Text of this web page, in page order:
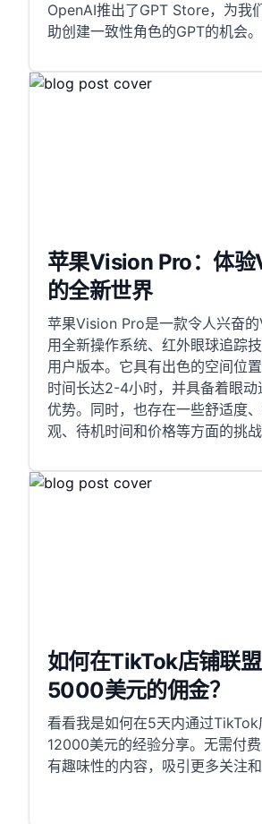
OpenAI推出了GPT Store，为我
助创建一致性角色的GPT的机会。
苹果Vision Pro：体验
的全新世界
苹果Vision Pro是一款令人兴奋
用全新操作系统、红外眼球追踪
用户版本。它具有出色的空间位
时间长达2-4小时，并具备着眼
优势。同时，也存在一些舒适度
观、待机时间和价格等方面的挑战
如何在TikTok店铺联
5000美元的佣金？
看看我是如何在5天内通过TikTok
12000美元的经验分享。无需付
有趣味性的内容，吸引更多关注和